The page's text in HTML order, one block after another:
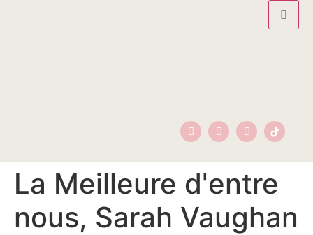
La Meilleure d'entre
nous, Sarah Vaughan